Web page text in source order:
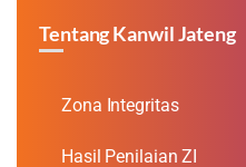
Tentang Kanwil Jateng
Zona Integritas
Hasil Penilaian ZI